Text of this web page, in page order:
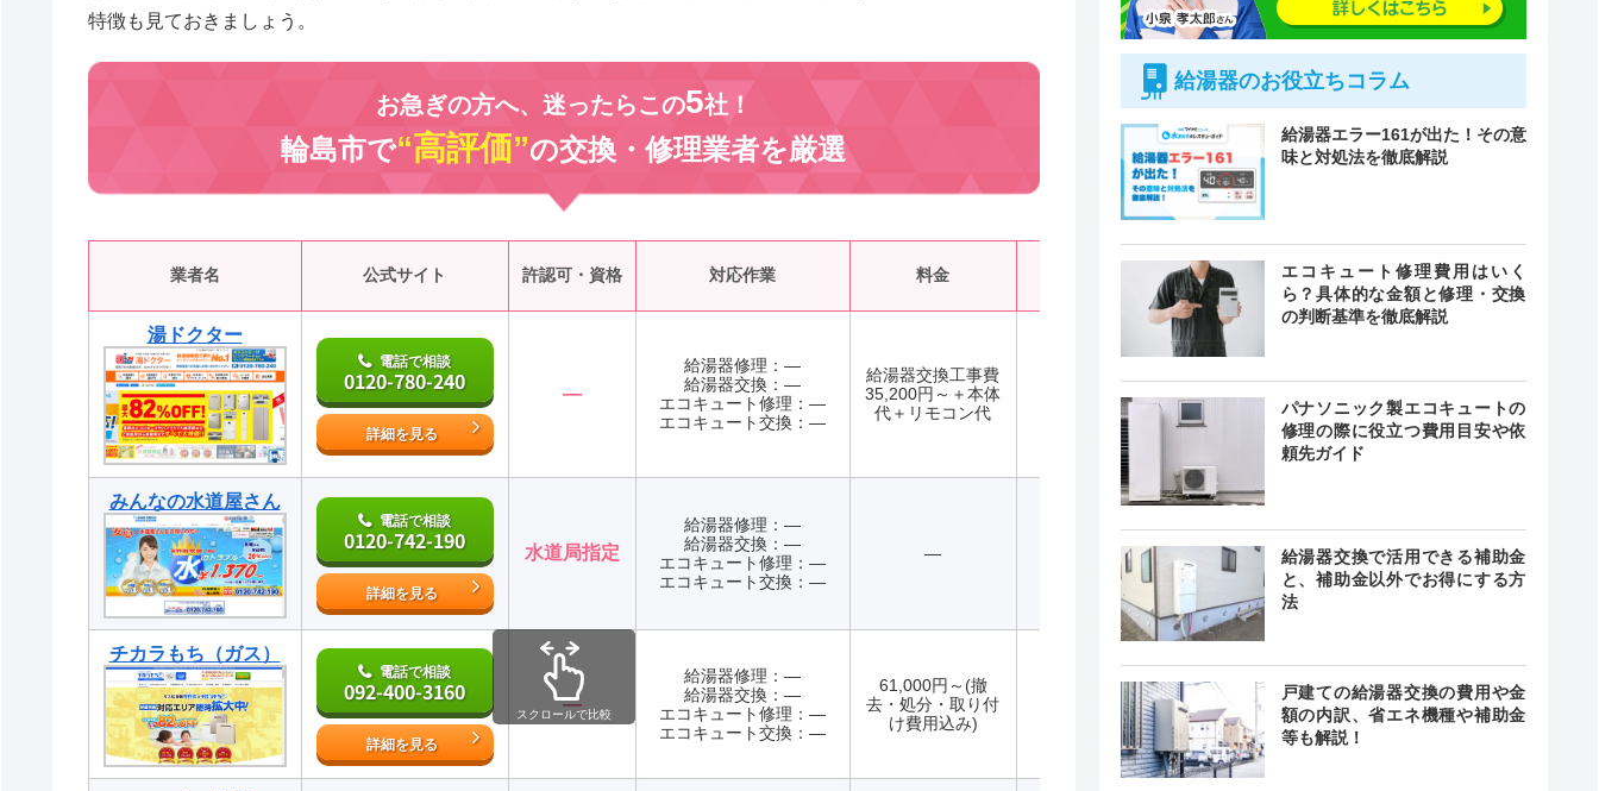
特徴も見ておきましょう。
お急ぎの方へ、迷ったらこの5社！
輪島市で“高評価”の交換・修理業者を厳選
業者名 公式サイト 許認可・資格 対応作業 料金 緊急駆けつけ
湯ドクター
電話で相談
0120-780-240
詳細を見る
―
給湯器修理：―
給湯器交換：―
エコキュート修理：―
エコキュート交換：―
給湯器交換工事費
35,200円～＋本体
代＋リモコン代
記載なし
みんなの水道屋さん
電話で相談
0120-742-190
詳細を見る
水道局指定
給湯器修理：―
給湯器交換：―
エコキュート修理：―
エコキュート交換：―
― 最短15分
チカラもち（ガス）
電話で相談
092-400-3160
詳細を見る
―
給湯器修理：―
給湯器交換：―
エコキュート修理：―
エコキュート交換：―
61,000円～(撤
去・処分・取り付
け費用込み)
ー
スクロールで比較
給湯器のお役立ちコラム
給湯器エラー161が出た！その意
味と対処法を徹底解説
エコキュート修理費用はいく
ら？具体的な金額と修理・交換
の判断基準を徹底解説
パナソニック製エコキュートの
修理の際に役立つ費用目安や依
頼先ガイド
給湯器交換で活用できる補助金
と、補助金以外でお得にする方
法
戸建ての給湯器交換の費用や金
額の内訳、省エネ機種や補助金
等も解説！